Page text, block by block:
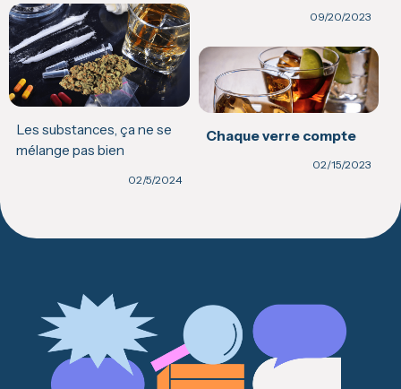
Les substances, ça ne se
mélange pas bien
02/5/2024
09/20/2023
Chaque verre compte
02/15/2023